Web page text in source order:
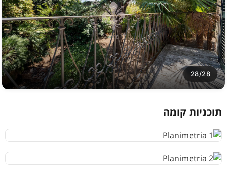
28/28
תוכניות קומה